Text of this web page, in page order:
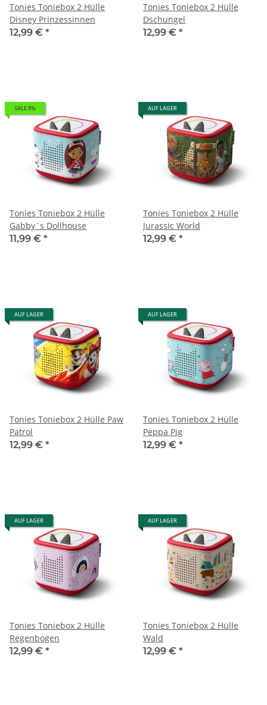
Tonies Toniebox 2 Hülle
Disney Prinzessinnen
12,99 € *
Tonies Toniebox 2 Hülle
Dschungel
12,99 € *
SALE 8%
Tonies Toniebox 2 Hülle
Gabby´s Dollhouse
11,99 € *
AUF LAGER
Tonies Toniebox 2 Hülle
Jurassic World
12,99 € *
AUF LAGER
Tonies Toniebox 2 Hülle Paw
Patrol
12,99 € *
AUF LAGER
Tonies Toniebox 2 Hülle
Peppa Pig
12,99 € *
AUF LAGER
Tonies Toniebox 2 Hülle
Regenbogen
12,99 € *
AUF LAGER
Tonies Toniebox 2 Hülle
Wald
12,99 € *